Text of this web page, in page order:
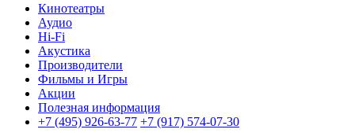
Кинотеатры
Аудио
Hi-Fi
Акустика
Производители
Фильмы и Игры
Акции
Полезная информация
+7 (495) 926-63-77 +7 (917) 574-07-30